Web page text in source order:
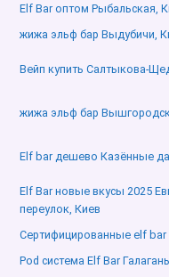
Elf Bar оптом Рыбальская,
жижа эльф бар Выдубичи,
Вейп купить Салтыкова-
жижа эльф бар
Elf bar дешево Казённые
Elf Bar новые вкусы 2025
переулок, Киев
Сертифицированные elf bar
Pod система Elf Bar